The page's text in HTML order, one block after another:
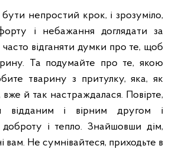
непростий крок, і зрозуміло,
і небажання доглядати за
відганяти думки про те, щоб
Та подумайте про те, якою
тварину з притулку, яка, як
вже й так настраждалася. Повірте,
відданим і вірним другом і
і тепло. Знайшовши дім,
вам. Не сумнівайтеся, приходьте в